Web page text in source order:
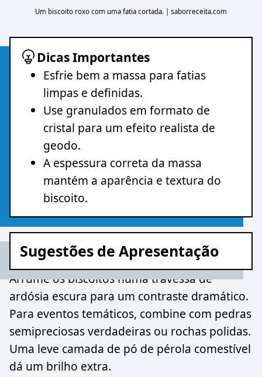
Um biscoito roxo com uma fatia cortada. | saborreceita.com
Dicas Importantes
Esfrie bem a massa para fatias
limpas e definidas.
Use granulados em formato de
cristal para um efeito realista de
geodo.
A espessura correta da massa
mantém a aparência e textura do
biscoito.
Sugestões de Apresentação
Arrume os biscoitos numa travessa de
ardósia escura para um contraste dramático.
Para eventos temáticos, combine com pedras
semipreciosas verdadeiras ou rochas polidas.
Uma leve camada de pó de pérola comestível
dá um brilho extra.